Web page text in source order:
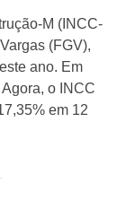
M (INCC-
(FGV),
ano. Em
o INCC
em 12